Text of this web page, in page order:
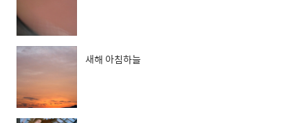
새해 아침하늘